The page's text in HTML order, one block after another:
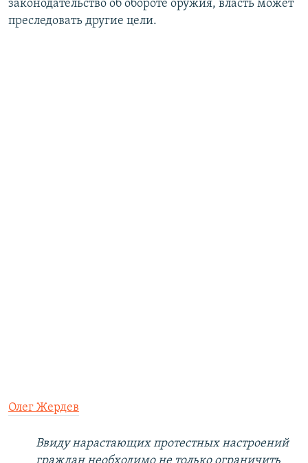
законодательство об обороте оружия, власть может
преследовать другие цели.
Олег Жердев
Ввиду нарастающих протестных настроений